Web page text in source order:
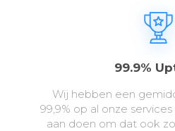
99.9%
Wij hebben een
99,9% op al onze
aan doen om dat ook